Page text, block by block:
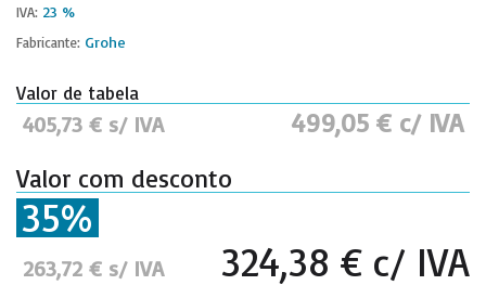
IVA: 23 %
Fabricante: Grohe
Valor de tabela
405,73 € s/ IVA 499,05 € c/ IVA
Valor com desconto
35%
263,72 € s/ IVA 324,38 € c/ IVA